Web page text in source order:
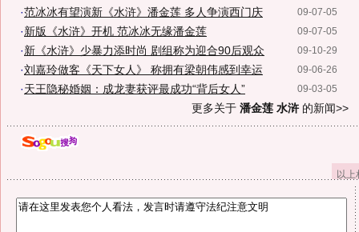
09-07-05
·范冰冰有望演新《水浒》潘金莲 多人争演西门庆
09-07-05
·新版《水浒》开机 范冰冰无缘潘金莲
09-10-29
·新《水浒》少暴力添时尚 剧组称为迎合90后观众
09-06-26
·刘嘉玲做客《天下女人》 称拥有梁朝伟感到幸运
09-03-05
·天王隐秘婚姻：成龙妻获评最成功“背后女人”
更多关于 潘金莲 水浒的新闻>>
以